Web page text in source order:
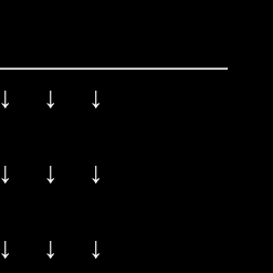
↓ ↓ ↓
↓ ↓ ↓
↓ ↓ ↓